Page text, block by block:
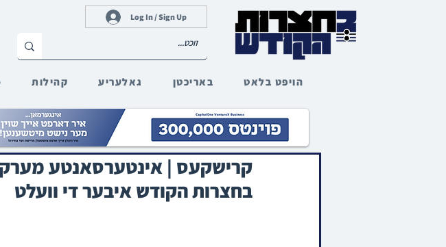
הויפט בלאט באריכטן גאלעריע קהילות
Log In / Sign Up
קרישקעס | אינטערסאנטע
בחצרות הקודש איבער די וועלט